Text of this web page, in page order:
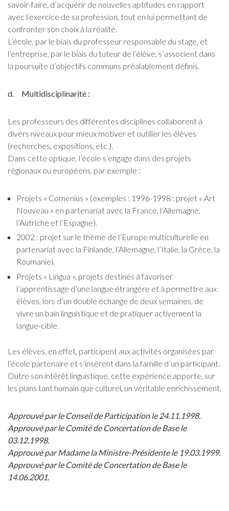
savoir-faire, d’acquérir de nouvelles aptitudes en rapport
avec l’exercice de sa profession, tout en lui permettant de
confronter son choix à la réalité.
L’école, par le biais du professeur responsable du stage, et
l’entreprise, par le biais du tuteur de l’élève, s’associent dans
la poursuite d’objectifs communs préalablement définis.
d. Multidisciplinarité :
Les professeurs des différentes disciplines collaborent à
divers niveaux pour mieux motiver et outiller les élèves
(recherches, expositions, etc.).
Dans cette optique, l’école s’engage dans des projets
régionaux ou européens, par exemple :
Projets « Comenius » (exemples : 1996-1998 : projet « Art
Nouveau » en partenariat avec la France, l’Allemagne,
l’Autriche et l’Espagne).
2002 : projet sur le thème de l’Europe multiculturelle en
partenariat avec la Finlande, l’Allemagne, l’Italie, la Grèce, la
Roumanie).
Projets « Lingua », projets destinés à favoriser
l’apprentissage d’une langue étrangère et à permettre aux
élèves, lors d’un double échange de deux semaines, de
vivre un bain linguistique et de pratiquer activement la
langue-cible.
Les élèves, en effet, participent aux activités organisées par
l’école partenaire et s’insèrent dans la famille d’un participant.
Outre son intérêt linguistique, cette expérience apporte, sur
les plans tant humain que culturel, un véritable enrichissement.
Approuvé par le Conseil de Participation le 24.11.1998.
Approuvé par le Comité de Concertation de Base le
03.12.1998.
Approuvé par Madame la Ministre-Présidente le 19.03.1999.
Approuvé par le Comité de Concertation de Base le
14.06.2001.